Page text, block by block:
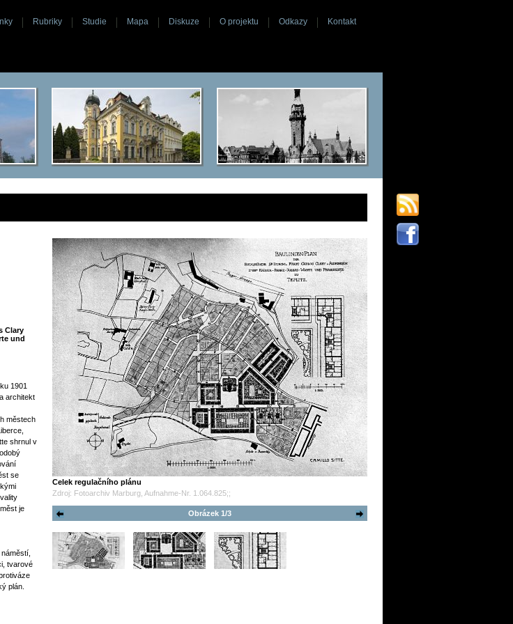
Rubriky Studie Mapa Diskuze O projektu Odkazy Kontakt
Clary
und
1901
architekt
městech
shrnul v
se
je
tvarové
plán.
Celek regulačního plánu
Zdroj: Fotoarchiv Marburg, Aufnahme-Nr. 1.064.825;;
Obrázek 1/3